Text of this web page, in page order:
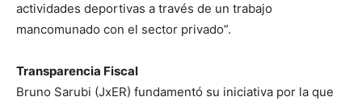
actividades deportivas a través de un trabajo
mancomunado con el sector privado”.
Transparencia Fiscal
Bruno Sarubi (JxER) fundamentó su iniciativa por la que